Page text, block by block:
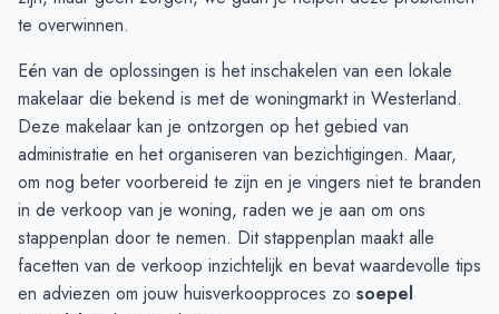
April
Juni
2 4
te overwinnen.
Eén van de oplossingen is het inschakelen van een lokale
makelaar die bekend is met de woningmarkt in Westerland.
Deze makelaar kan je ontzorgen op het gebied van
administratie en het organiseren van bezichtigingen. Maar,
om nog beter voorbereid te zijn en je vingers niet te branden
in de verkoop van je woning, raden we je aan om ons
stappenplan door te nemen. Dit stappenplan maakt alle
facetten van de verkoop inzichtelijk en bevat waardevolle tips
en adviezen om jouw huisverkoopproces zo soepel